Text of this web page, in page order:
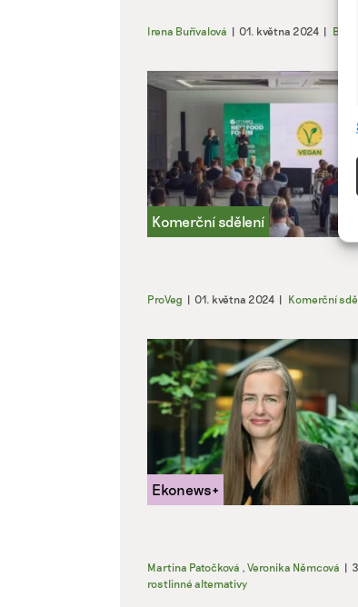
Irena Buřívalová | 01. května 2024 |
ProVeg | 01. května 2024 | Komerční
Martina Patočková Veronika Němcová |
rostlinné alternativy